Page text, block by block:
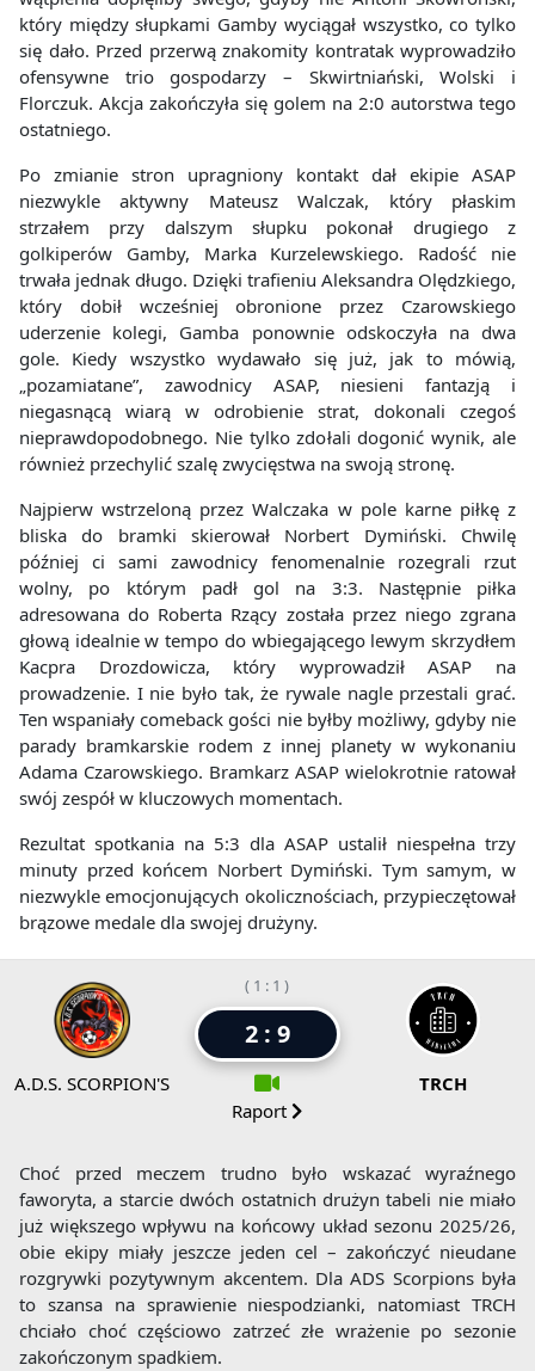
który między słupkami Gamby wyciągał wszystko, co tylko
się dało. Przed przerwą znakomity kontratak wyprowadziło
ofensywne trio gospodarzy – Skwirtniański, Wolski i
Florczuk. Akcja zakończyła się golem na 2:0 autorstwa tego
ostatniego.
Po zmianie stron upragniony kontakt dał ekipie ASAP
niezwykle aktywny Mateusz Walczak, który płaskim
strzałem przy dalszym słupku pokonał drugiego z
golkiperów Gamby, Marka Kurzelewskiego. Radość nie
trwała jednak długo. Dzięki trafieniu Aleksandra Olędzkiego,
który dobił wcześniej obronione przez Czarowskiego
uderzenie kolegi, Gamba ponownie odskoczyła na dwa
gole. Kiedy wszystko wydawało się już, jak to mówią,
„pozamiatane”, zawodnicy ASAP, niesieni fantazją i
niegasnącą wiarą w odrobienie strat, dokonali czegoś
nieprawdopodobnego. Nie tylko zdołali dogonić wynik, ale
również przechylić szalę zwycięstwa na swoją stronę.
Najpierw wstrzeloną przez Walczaka w pole karne piłkę z
bliska do bramki skierował Norbert Dymiński. Chwilę
później ci sami zawodnicy fenomenalnie rozegrali rzut
wolny, po którym padł gol na 3:3. Następnie piłka
adresowana do Roberta Rzący została przez niego zgrana
głową idealnie w tempo do wbiegającego lewym skrzydłem
Kacpra Drozdowicza, który wyprowadził ASAP na
prowadzenie. I nie było tak, że rywale nagle przestali grać.
Ten wspaniały comeback gości nie byłby możliwy, gdyby nie
parady bramkarskie rodem z innej planety w wykonaniu
Adama Czarowskiego. Bramkarz ASAP wielokrotnie ratował
swój zespół w kluczowych momentach.
Rezultat spotkania na 5:3 dla ASAP ustalił niespełna trzy
minuty przed końcem Norbert Dymiński. Tym samym, w
niezwykle emocjonujących okolicznościach, przypieczętował
brązowe medale dla swojej drużyny.
A.D.S. SCORPION'S
( 1 : 1 )
2 : 9
Raport
TRCH
Choć przed meczem trudno było wskazać wyraźnego
faworyta, a starcie dwóch ostatnich drużyn tabeli nie miało
już większego wpływu na końcowy układ sezonu 2025/26,
obie ekipy miały jeszcze jeden cel – zakończyć nieudane
rozgrywki pozytywnym akcentem. Dla ADS Scorpions była
to szansa na sprawienie niespodzianki, natomiast TRCH
chciało choć częściowo zatrzeć złe wrażenie po sezonie
zakończonym spadkiem.